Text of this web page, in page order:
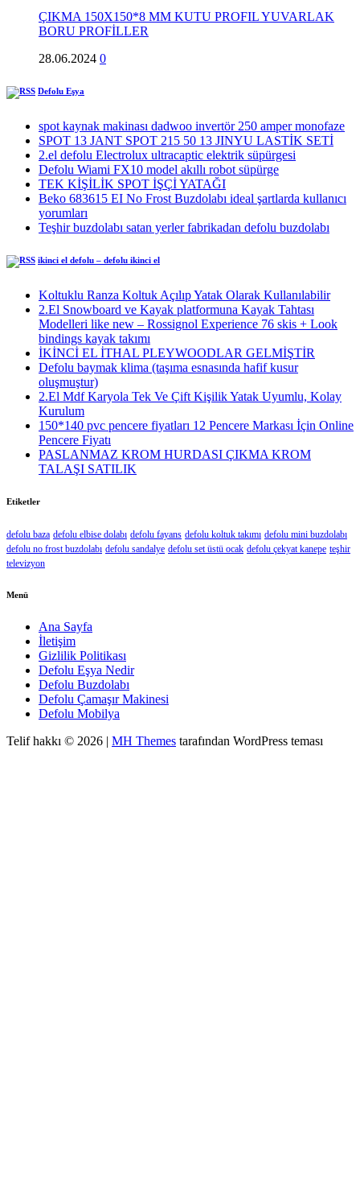
ÇIKMA 150X150*8 MM KUTU PROFIL YUVARLAK
BORU PROFİLLER
28.06.2024 0
Defolu Eşya
spot kaynak makinası dadwoo invertör 250 amper monofaze
SPOT 13 JANT SPOT 215 50 13 JINYU LASTİK SETİ
2.el defolu Electrolux ultracaptic elektrik süpürgesi
Defolu Wiami FX10 model akıllı robot süpürge
TEK KİŞİLİK SPOT İŞÇİ YATAĞI
Beko 683615 EI No Frost Buzdolabı ideal şartlarda kullanıcı
yorumları
Teşhir buzdolabı satan yerler fabrikadan defolu buzdolabı
ikinci el defolu – defolu ikinci el
Koltuklu Ranza Koltuk Açılıp Yatak Olarak Kullanılabilir
2.El Snowboard ve Kayak platformuna Kayak Tahtası
Modelleri like new – Rossignol Experience 76 skis + Look
bindings kayak takımı
İKİNCİ EL İTHAL PLEYWOODLAR GELMİŞTİR
Defolu baymak klima (taşıma esnasında hafif kusur
oluşmuştur)
2.El Mdf Karyola Tek Ve Çift Kişilik Yatak Uyumlu, Kolay
Kurulum
150*140 pvc pencere fiyatları 12 Pencere Markası İçin Online
Pencere Fiyatı
PASLANMAZ KROM HURDASI ÇIKMA KROM
TALAŞI SATILIK
Etiketler
defolu baza defolu elbise dolabı defolu fayans defolu koltuk takımı defolu mini buzdolabı
defolu no frost buzdolabı defolu sandalye defolu set üstü ocak defolu çekyat kanepe teşhir
televizyon
Menü
Ana Sayfa
İletişim
Gizlilik Politikası
Defolu Eşya Nedir
Defolu Buzdolabı
Defolu Çamaşır Makinesi
Defolu Mobilya
Telif hakkı © 2026 | MH Themes tarafından WordPress teması